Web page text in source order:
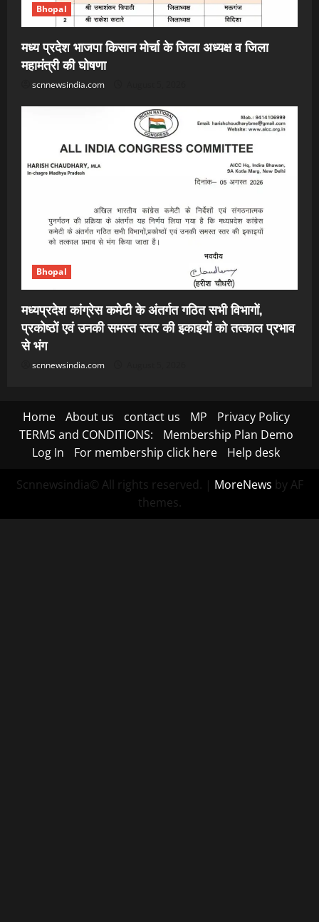
Bhopal
मध्य प्रदेश भाजपा किसान मोर्चा के जिला अध्यक्ष व जिला
महामंत्री की घोषणा
scnnewsindia.com
Bhopal
मध्यप्रदेश कांग्रेस कमेटी के अंतर्गत गठित सभी विभागों,
प्रकोष्ठों एवं उनकी समस्त स्तर की इकाइयों को तत्काल प्रभाव
से भंग
scnnewsindia.com
Home About us contact us MP
Privacy Policy
TERMS and CONDITIONS:
Membership Plan Demo
Log In
For membership click here Help desk
Scnnewsindia© All rights reserved. | MoreNews by AF
themes.